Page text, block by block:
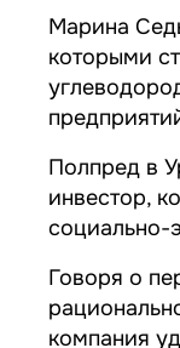
Марина
которыми
Полпред в
инвестор,
социально-
Говоря о
компания